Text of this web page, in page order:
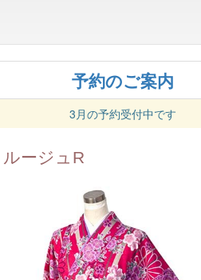
予約のご案内
3月の予約受付中です
ルージュR